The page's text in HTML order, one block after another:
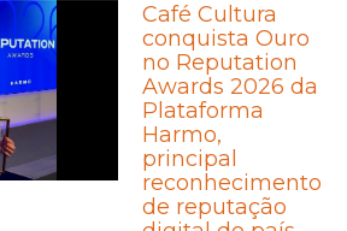
Café Cultura
conquista Ouro
no Reputation
Awards 2026 da
Plataforma
Harmo,
principal
reconhecimento
de reputação